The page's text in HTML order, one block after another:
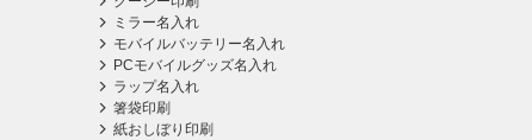
ミラー名入れ
モバイルバッテリー名入れ
PCモバイルグッズ名入れ
ラップ名入れ
箸袋印刷
紙おしぼり印刷